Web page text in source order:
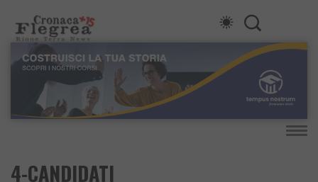
4-CANDIDATI